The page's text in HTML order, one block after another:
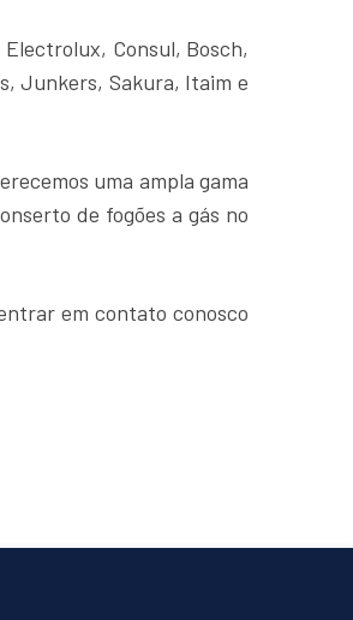
Consul, Bosch,
Junkers, Sakura, Itaim e
uma ampla gama
de fogões a gás no
em contato conosco